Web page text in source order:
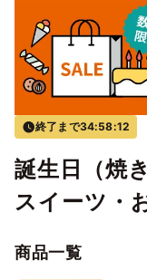
終了まで34:58:12
誕生日（焼
スイーツ・
商品一覧